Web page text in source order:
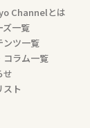
Channelとは
ズ一覧
ンツ一覧
コラム一覧
せ
スト